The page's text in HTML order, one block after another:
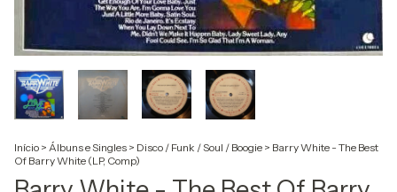
Início > Álbuns e Singles > Disco / Funk / Soul / Boogie > Barry White - The Best
Of Barry White (LP, Comp)